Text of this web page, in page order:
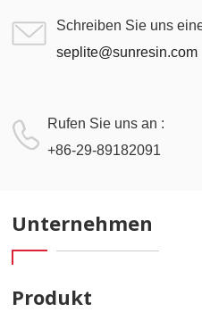
Schreiben Sie uns
seplite@sunresin.com
Rufen Sie uns an :
+86-29-89182091
Unternehmen
Produkt